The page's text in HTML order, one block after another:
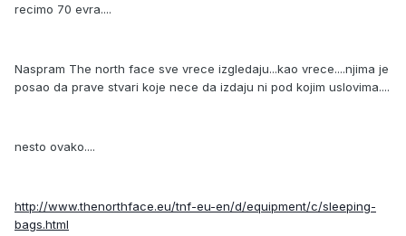
recimo 70 evra....
Naspram The north face sve vrece izgledaju...kao vrece....njima je
posao da prave stvari koje nece da izdaju ni pod kojim uslovima....
nesto ovako....
http://www.thenorthface.eu/tnf-eu-en/d/equipment/c/sleeping-
bags.html